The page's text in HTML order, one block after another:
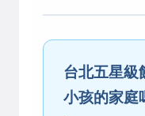
台北五星級
小孩的家庭